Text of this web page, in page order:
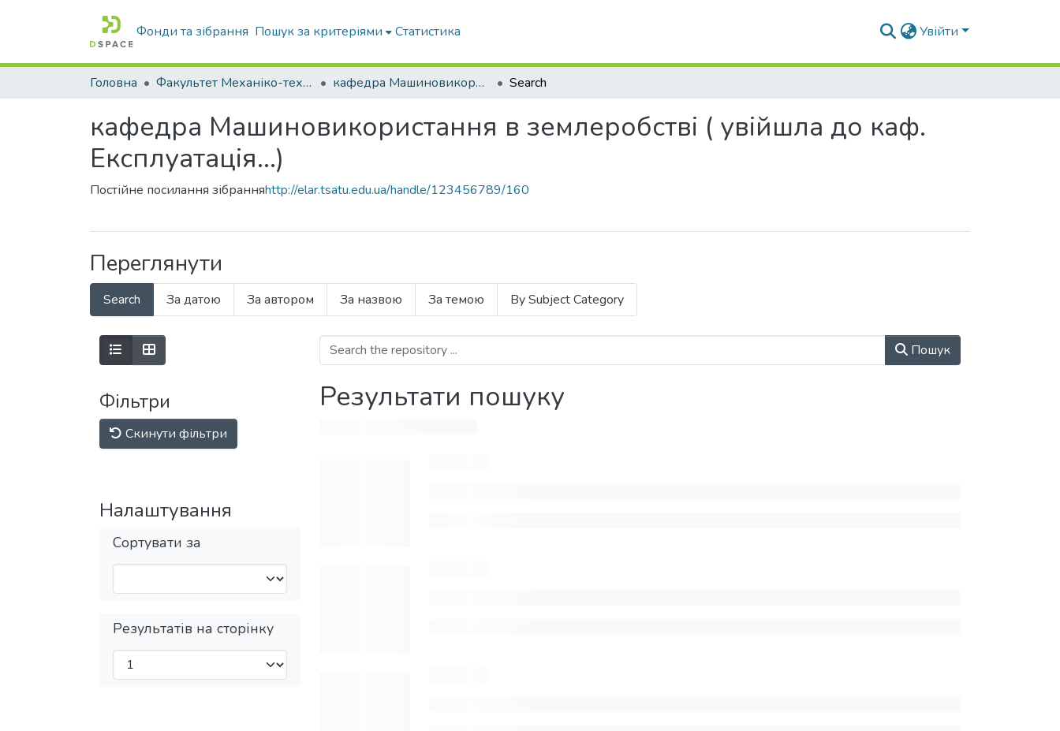
Фонди та зібрання Пошук за критеріями Статистика Увійти
Головна Факультет Механіко-технологічний кафедра Машиновикористання в землеробстві ( увійшла до каф. Експлуатація...) Search
кафедра Машиновикористання в землеробстві ( увійшла до каф.
Експлуатація...)
Постійне посилання зібранняhttp://elar.tsatu.edu.ua/handle/123456789/160
Переглянути
Search За датою За автором За назвою За темою By Subject Category
Фільтри
Скинути фільтри
Налаштування
Сортувати за
Результатів на сторінку
Пошук
Результати пошуку